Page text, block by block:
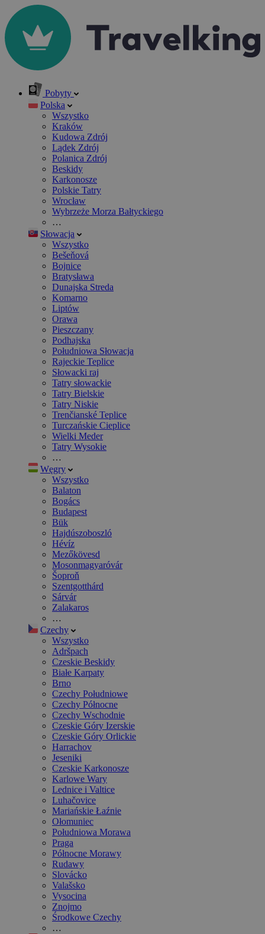
Pobyty
Polska
Wszystko
Kraków
Kudowa Zdrój
Lądek Zdrój
Polanica Zdrój
Beskidy
Karkonosze
Polskie Tatry
Wrocław
Wybrzeże Morza Bałtyckiego
…
Słowacja
Wszystko
Bešeňová
Bojnice
Bratysława
Dunajska Streda
Komarno
Liptów
Orawa
Pieszczany
Podhajska
Południowa Słowacja
Rajeckie Teplice
Słowacki raj
Tatry słowackie
Tatry Bielskie
Tatry Niskie
Trenčianské Teplice
Turczańskie Cieplice
Wielki Meder
Tatry Wysokie
…
Węgry
Wszystko
Balaton
Bogács
Budapest
Bük
Hajdúszoboszló
Hévíz
Mezőkövesd
Mosonmagyaróvár
Šoproň
Szentgotthárd
Sárvár
Zalakaros
…
Czechy
Wszystko
Adršpach
Czeskie Beskidy
Białe Karpaty
Brno
Czechy Południowe
Czechy Północne
Czechy Wschodnie
Czeskie Góry Izerskie
Czeskie Góry Orlickie
Harrachov
Jeseniki
Czeskie Karkonosze
Karlowe Wary
Lednice i Valtice
Luhačovice
Mariańskie Łaźnie
Ołomuniec
Południowa Morawa
Praga
Północne Morawy
Rudawy
Slovácko
Valašsko
Vysocina
Znojmo
Środkowe Czechy
…